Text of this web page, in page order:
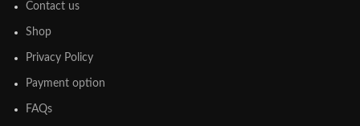
Contact us
Shop
Privacy Policy
Payment option
FAQs